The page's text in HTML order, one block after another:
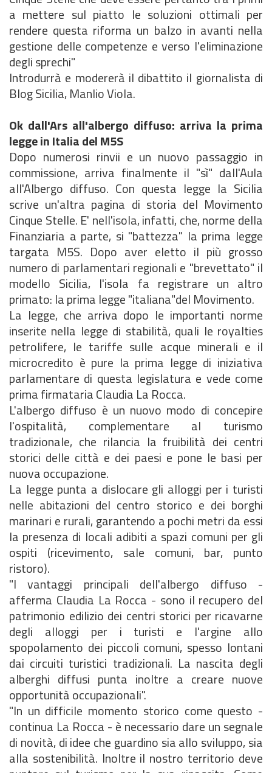
a mettere sul piatto le soluzioni ottimali per
rendere questa riforma un balzo in avanti nella
gestione delle competenze e verso l'eliminazione
degli sprechi"
Introdurrà e modererà il dibattito il giornalista di
Blog Sicilia, Manlio Viola.
Ok dall'Ars all'albergo diffuso: arriva la prima
legge in Italia del M5S
Dopo numerosi rinvii e un nuovo passaggio in
commissione, arriva finalmente il "sì" dall'Aula
all'Albergo diffuso. Con questa legge la Sicilia
scrive un'altra pagina di storia del Movimento
Cinque Stelle. E' nell'isola, infatti, che, norme della
Finanziaria a parte, si "battezza" la prima legge
targata M5S. Dopo aver eletto il più grosso
numero di parlamentari regionali e "brevettato" il
modello Sicilia, l'isola fa registrare un altro
primato: la prima legge "italiana"del Movimento.
La legge, che arriva dopo le importanti norme
inserite nella legge di stabilità, quali le royalties
petrolifere, le tariffe sulle acque minerali e il
microcredito è pure la prima legge di iniziativa
parlamentare di questa legislatura e vede come
prima firmataria Claudia La Rocca.
L'albergo diffuso è un nuovo modo di concepire
l'ospitalità, complementare al turismo
tradizionale, che rilancia la fruibilità dei centri
storici delle città e dei paesi e pone le basi per
nuova occupazione.
La legge punta a dislocare gli alloggi per i turisti
nelle abitazioni del centro storico e dei borghi
marinari e rurali, garantendo a pochi metri da essi
la presenza di locali adibiti a spazi comuni per gli
ospiti (ricevimento, sale comuni, bar, punto
ristoro).
"I vantaggi principali dell'albergo diffuso -
afferma Claudia La Rocca - sono il recupero del
patrimonio edilizio dei centri storici per ricavarne
degli alloggi per i turisti e l'argine allo
spopolamento dei piccoli comuni, spesso lontani
dai circuiti turistici tradizionali. La nascita degli
alberghi diffusi punta inoltre a creare nuove
opportunità occupazionali".
"In un difficile momento storico come questo -
continua La Rocca - è necessario dare un segnale
di novità, di idee che guardino sia allo sviluppo, sia
alla sostenibilità. Inoltre il nostro territorio deve